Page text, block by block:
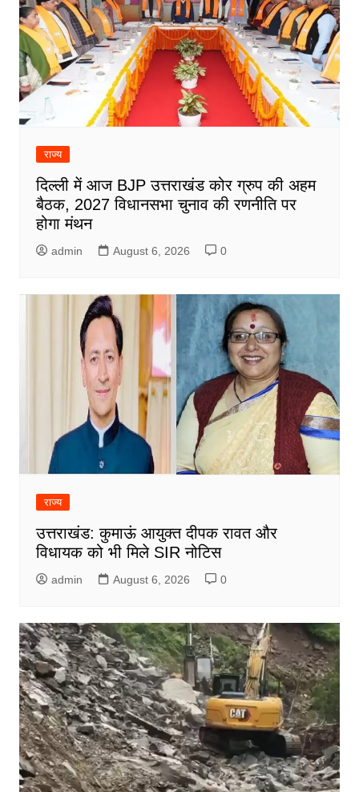
राज्य
दिल्ली में आज BJP उत्तराखंड कोर ग्रुप की अहम
बैठक, 2027 विधानसभा चुनाव की रणनीति पर
होगा मंथन
admin August 6, 2026 0
राज्य
उत्तराखंड: कुमाऊं आयुक्त दीपक रावत और
विधायक को भी मिले SIR नोटिस
admin August 6, 2026 0